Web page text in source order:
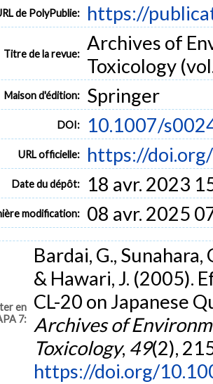
de PolyPublie: https://
Titre de la revue: Archives of
Toxicology
Maison d'édition: Springer
DOI: 10.1007/
URL officielle: https://
Date du dépôt: 18 avr. 2023
modification: 08 avr. 2025
en
7:
Bardai, G., Sunahara,
& Hawari, J. (2005).
CL-20 on Japanese
Archives of
Toxicology, 49(2),
https://doi.org/